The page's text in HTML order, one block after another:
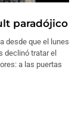
paradójico
desde que el lunes
declinó tratar el
a las puertas